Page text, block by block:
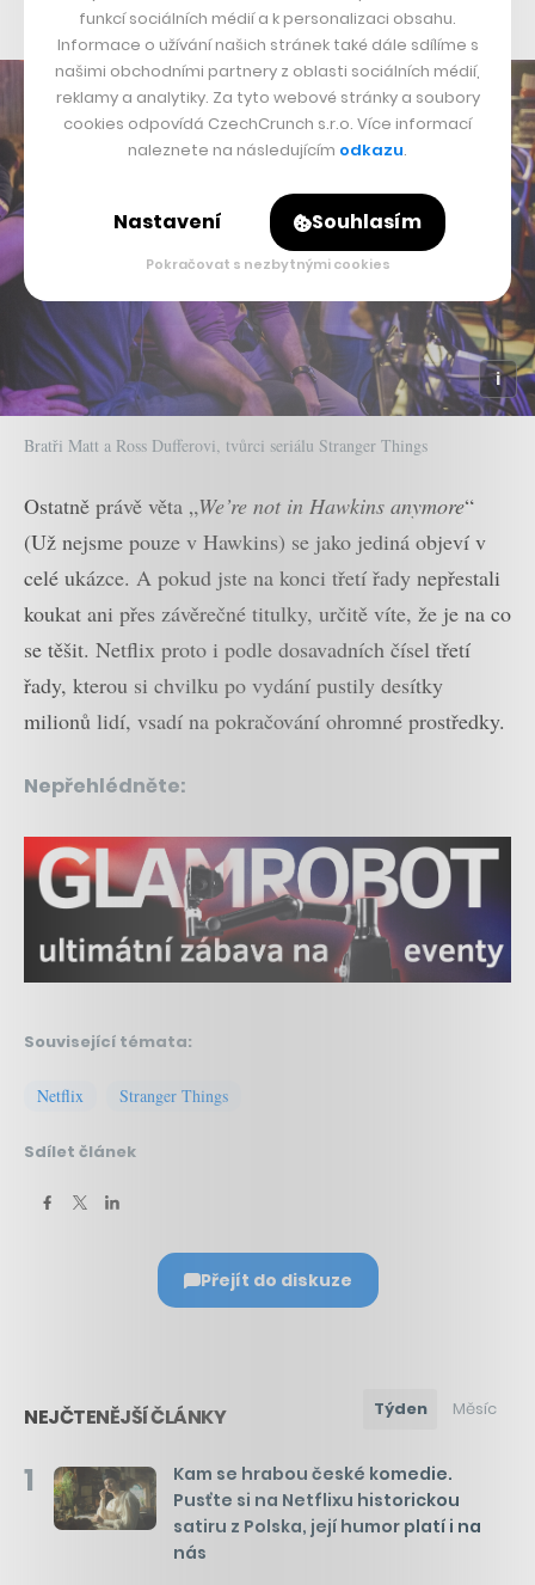
Bratři Matt a Ross Dufferovi, tvůrci seriálu Stranger Things
Ostatně právě věta „We’re not in Hawkins anymore“
(Už nejsme pouze v Hawkins) se jako jediná objeví v
celé ukázce. A pokud jste na konci třetí řady nepřestali
koukat ani přes závěrečné titulky, určitě víte, že je na co
se těšit. Netflix proto i podle dosavadních čísel třetí
řady, kterou si chvilku po vydání pustily desítky
milionů lidí, vsadí na pokračování ohromné prostředky.
Nepřehlédněte:
Související témata:
Netflix Stranger Things
Sdílet článek
Přejít do diskuze
NEJČTENĚJŠÍ ČLÁNKY Týden Měsíc
1
Kam se hrabou české komedie.
Pusťte si na Netflixu historickou
satiru z Polska, její humor platí i na
nás
funkcí sociálních médií a k personalizaci obsahu.
Informace o užívání našich stránek také dále sdílíme s
našimi obchodními partnery z oblasti sociálních médií,
reklamy a analytiky. Za tyto webové stránky a soubory
cookies odpovídá CzechCrunch s.r.o. Více informací
naleznete na následujícím odkazu.
Nastavení Souhlasím
Pokračovat s nezbytnými cookies